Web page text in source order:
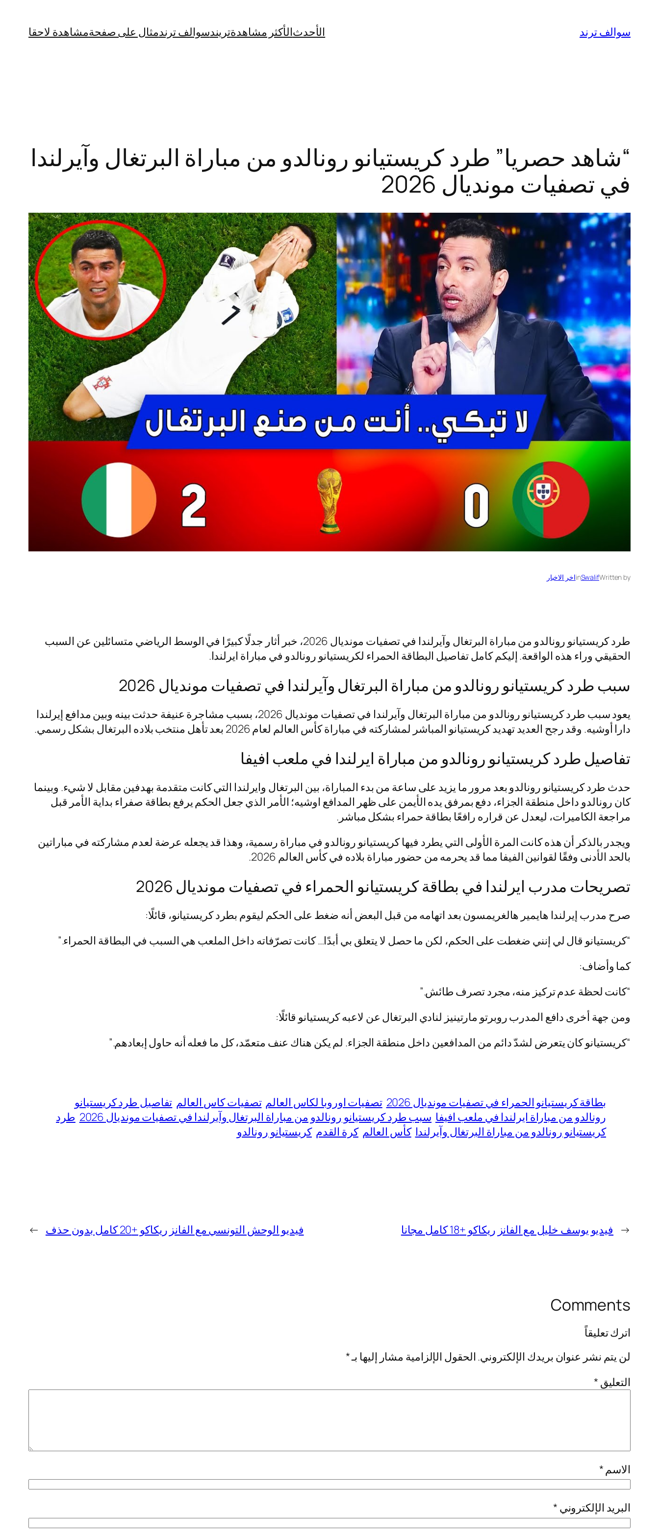
المحتوى
سوالف ترند الأحدثالأكثر مشاهدةتريندسوالف ترندمثال على صفحةمشاهدة لاحقا
“شاهد حصريا” طرد كريستيانو رونالدو من مباراة البرتغال وآيرلندا
في تصفيات مونديال 2026
Written by
Swalif
inاخر الاخبار
طرد كريستيانو رونالدو من مباراة البرتغال وآيرلندا في تصفيات مونديال 2026، خبر أثار جدلًا كبيرًا في الوسط الرياضي متسائلين عن السبب
الحقيقي وراء هذه الواقعة. إليكم كامل تفاصيل البطاقة الحمراء لكريستيانو رونالدو في مباراة ايرلندا.
سبب طرد كريستيانو رونالدو من مباراة البرتغال وآيرلندا في تصفيات مونديال 2026
يعود سبب طرد كريستيانو رونالدو من مباراة البرتغال وآيرلندا في تصفيات مونديال 2026، بسبب مشاجرة عنيفة حدثت بينه وبين مدافع إيرلندا
دارا أوشيه. وقد رجح العديد تهديد كريستيانو المباشر لمشاركته في مباراة كأس العالم لعام 2026 بعد تأهل منتخب بلاده البرتغال بشكل رسمي.
تفاصيل طرد كريستيانو رونالدو من مباراة ايرلندا في ملعب افيفا
حدث طرد كريستيانو رونالدو بعد مرور ما يزيد على ساعة من بدء المباراة، بين البرتغال وايرلندا التي كانت متقدمة بهدفين مقابل لا شيء. وبينما
كان رونالدو داخل منطقة الجزاء، دفع بمرفق يده الأيمن على ظهر المدافع اوشيه؛ الأمر الذي جعل الحكم يرفع بطاقة صفراء بداية الأمر قبل
مراجعة الكاميرات، ليعدل عن قراره رافعًا بطاقة حمراء بشكل مباشر.
ويجدر بالذكر أن هذه كانت المرة الأولى التي يطرد فيها كريستيانو رونالدو في مباراة رسمية، وهذا قد يجعله عرضة لعدم مشاركته في مباراتين
بالحد الأدنى وفقًا لقوانين الفيفا مما قد يحرمه من حضور مباراة بلاده في كأس العالم 2026.
تصريحات مدرب ايرلندا في بطاقة كريستيانو الحمراء في تصفيات مونديال 2026
صرح مدرب إيرلندا هايمير هالغريمسون بعد اتهامه من قبل البعض أنه ضغط على الحكم ليقوم بطرد كريستيانو، قائلًا:
“كريستيانو قال لي إنني ضغطت على الحكم، لكن ما حصل لا يتعلق بي أبدًا… كانت تصرّفاته داخل الملعب هي السبب في البطاقة الحمراء.”
كما وأضاف:
“كانت لحظة عدم تركيز منه، مجرد تصرف طائش.”
ومن جهة أخرى دافع المدرب روبرتو مارتينيز لنادي البرتغال عن لاعبه كريستيانو قائلًا:
“كريستيانو كان يتعرض لشدّ دائم من المدافعين داخل منطقة الجزاء. لم يكن هناك عنف متعمّد، كل ما فعله أنه حاول إبعادهم.”
بطاقة كريستيانو الحمراء في تصفيات مونديال 2026 تصفيات اوروبا لكاس العالم تصفيات كاس العالم تفاصيل طرد كريستيانو
رونالدو من مباراة ايرلندا في ملعب افيفا سبب طرد كريستيانو رونالدو من مباراة البرتغال وآيرلندا في تصفيات مونديال 2026
طرد
كريستيانو رونالدو من مباراة البرتغال وآيرلندا كأس العالم كرة القدم كريستيانو رونالدو
← فيديو يوسف خليل مع الفانز ريكاكو +18 كامل مجانا فيديو الوحش التونسي مع الفانز ريكاكو +20 كامل بدون حذف →
Comments
اترك تعليقاً
لن يتم نشر عنوان بريدك الإلكتروني. الحقول الإلزامية مشار إليها بـ*
التعليق *
الاسم *
البريد الإلكتروني *